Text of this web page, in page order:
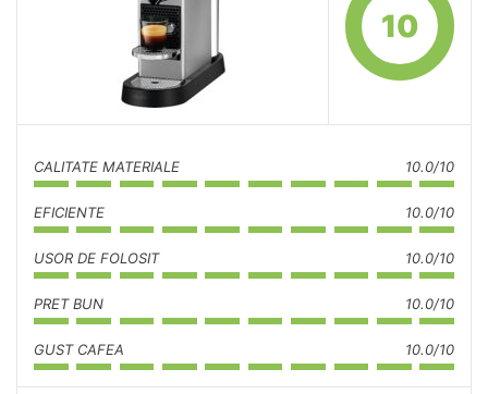
10
CALITATE MATERIALE 10.0/10
EFICIENTE 10.0/10
USOR DE FOLOSIT 10.0/10
PRET BUN 10.0/10
GUST CAFEA 10.0/10